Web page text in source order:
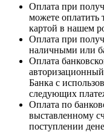
Оплата при
можете оплатить
картой в нашем
Оплата при
наличными или
Оплата
Банка с
следующих
Оплата по
выставленному
поступлении